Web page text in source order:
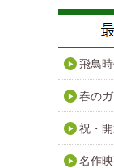
飛鳥
春の
祝・開
名作